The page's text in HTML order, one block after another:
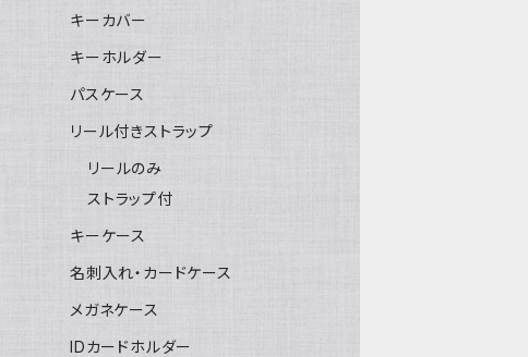
キーカバー
キーホルダー
パスケース
リール付きストラップ
リールのみ
ストラップ付
キーケース
名刺入れ・カードケース
メガネケース
IDカードホルダー